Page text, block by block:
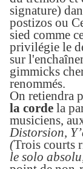
signature)
postizos ou
sied comme
privilégie le
sur
gimmicks
renommés.
On retiendra
la corde la
musiciens,
Distorsion,
(Trois courts
le solo